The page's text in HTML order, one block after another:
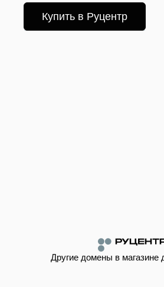
Купить в Руцентр
Другие домены в магазине